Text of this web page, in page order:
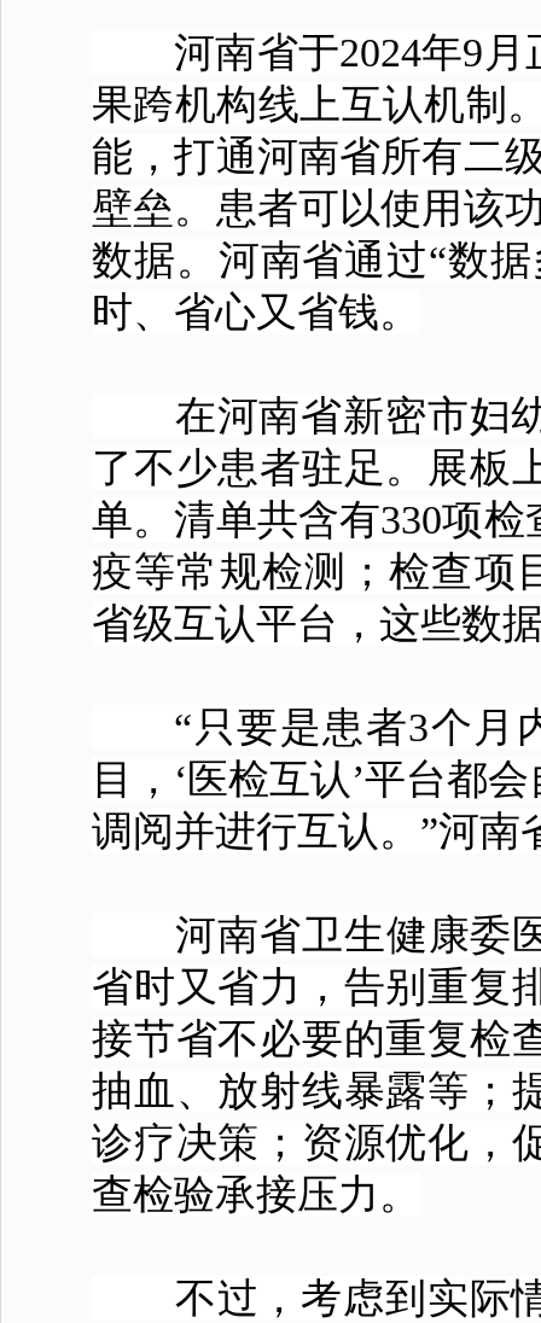
河南省于2024年9月
果跨机构线上互认机制
能，打通河南省所有二
壁垒。患者可以使用该
数据。河南省通过“数
时、省心又省钱。
在河南省新密市妇幼
了不少患者驻足。展板
单。清单共含有330项
疫等常规检测；检查项
省级互认平台，这些数
“只要是患者3个月内
目，‘医检互认’平台都
调阅并进行互认。”河
河南省卫生健康委
省时又省力，告别重复
接节省不必要的重复检
抽血、放射线暴露等；
诊疗决策；资源优化，
查检验承接压力。
不过，考虑到实际情